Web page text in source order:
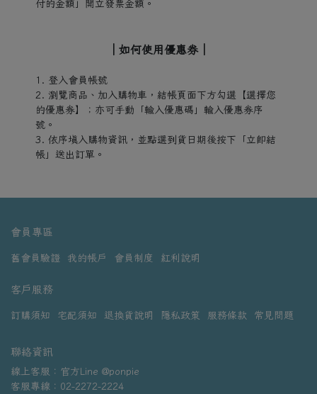
付的金額」開立發票金額。
｜如何使用優惠券｜
1. 登入會員帳號
2. 瀏覽商品、加入購物車，結帳頁面下方勾選【選擇您
的優惠券】；亦可手動「輸入優惠碼」輸入優惠券序
號。
3. 依序填入購物資訊，並點選到貨日期後按下「立即結
帳」送出訂單。
會員專區
舊會員驗證 我的帳戶 會員制度 紅利說明
客戶服務
訂購須知 宅配須知 退換貨說明 隱私政策 服務條款 常見問題
聯絡資訊
線上客服：官方Line @ponpie
客服專線：02-2272-2224